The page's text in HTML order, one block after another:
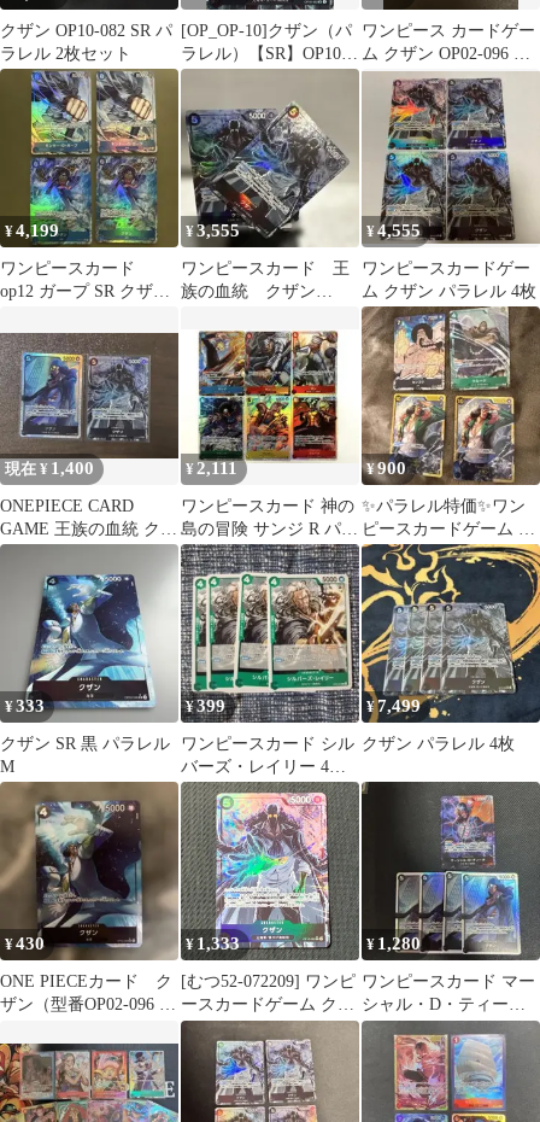
クザン OP10-082 SR パ
ラレル 2枚セット
[OP_OP-10]クザン（パ
ラレル）【SR】OP10-
082(illust.nukadokomoge
ra) ITDOSL9ZORRE
ワンピース カードゲー
ム クザン OP02-096 ウ
タ OP02-120
¥4,199
ワンピースカード
op12 ガープ SR クザン
¥3,555
ワンピースカード 王
族の血統 クザン
¥4,555
ワンピースカードゲー
ム クザン パラレル 4枚
現在 ¥ 1,400
ONEPIECE CARD
GAME 王族の血統 クザ
ンSRパラレル2枚セッ
¥2,111
ワンピースカード 神の
島の冒険 サンジ R パラ
レル ギンSRパラレル
他セット
¥900
✨パラレル特価✨ワン
ピースカードゲーム セ
ンゴク ウルージ クザン
4枚セット
¥333
クザン SR 黒 パラレル
M
¥399
ワンピースカード シル
バーズ・レイリー 4枚
セット ST32-004
¥7,499
クザン パラレル 4枚
¥430
ONE PIECEカード ク
ザン（型番OP02-096 /
¥1,333
[むつ52-072209] ワンピ
ースカードゲーム クザ
ン SR パラレル OP10-
¥ 1,280
ワンピースカード マー
シャル・D・ティーチ
パラレル クザン
SR×4枚セット